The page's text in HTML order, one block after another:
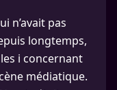
n’avait pas
longtemps,
i concernant
médiatique.